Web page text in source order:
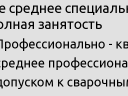
среднее
занятость
-
к